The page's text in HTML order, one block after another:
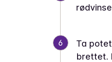
6
Ta
brettet.